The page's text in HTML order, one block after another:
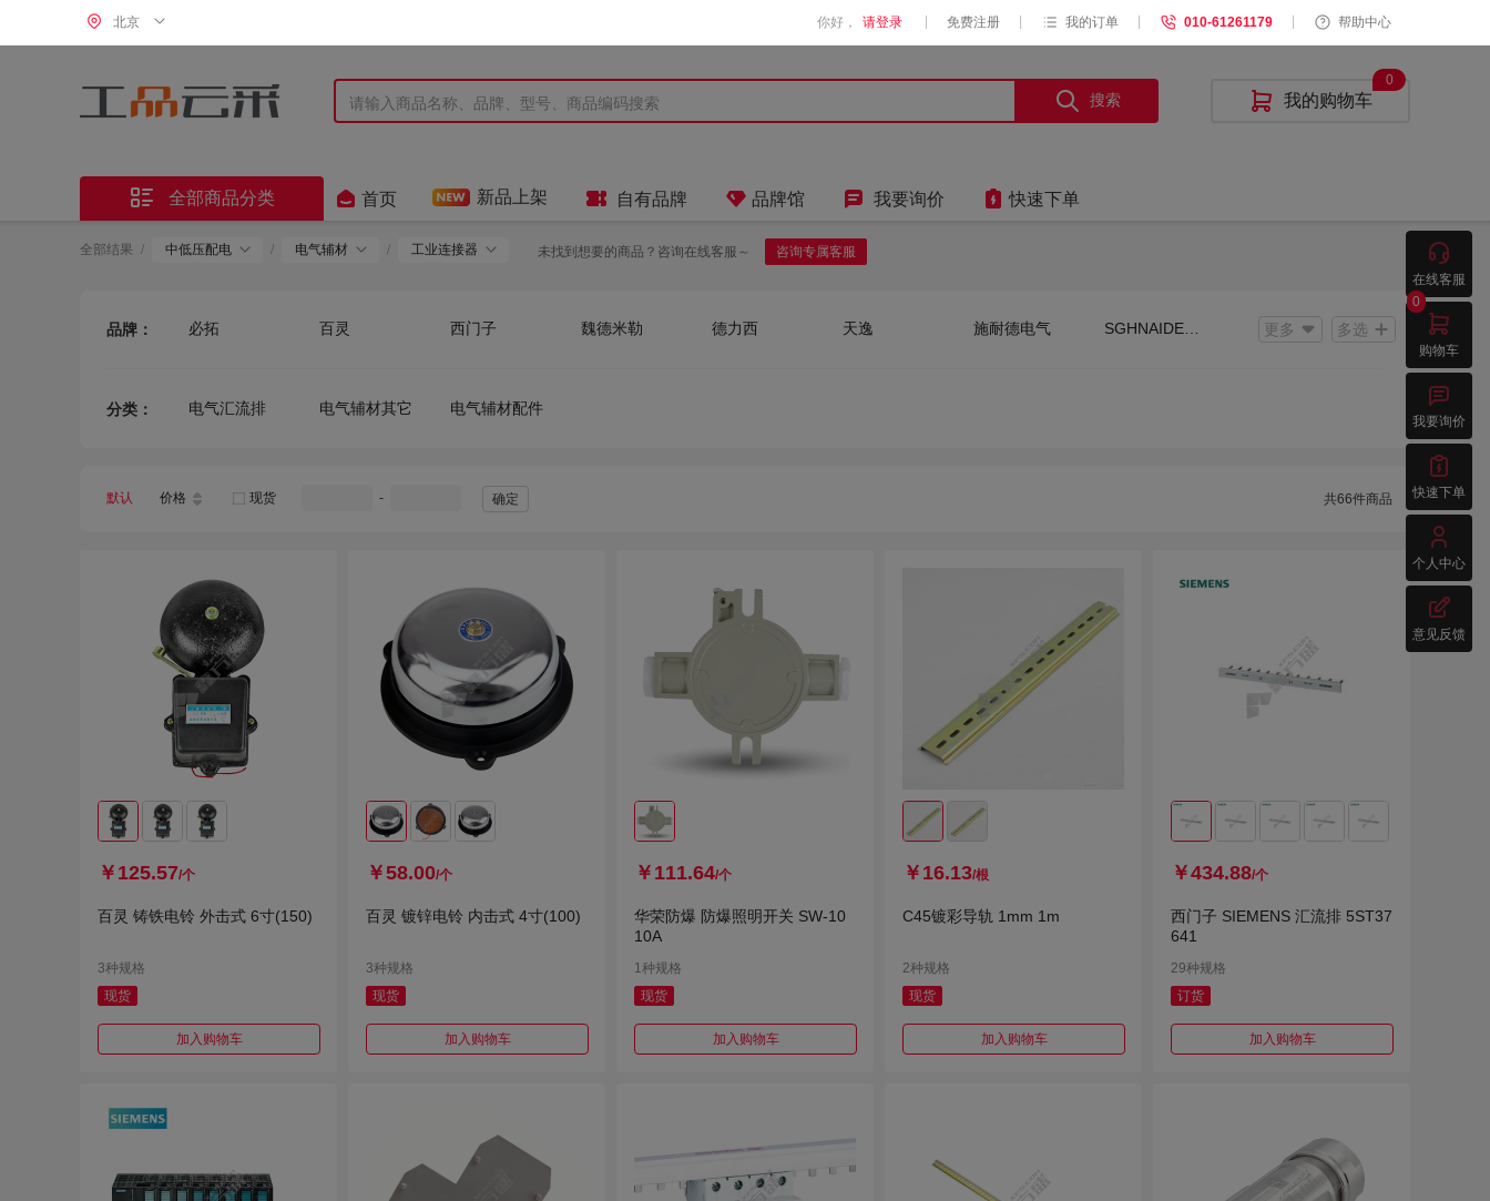
北京 你好， 请登录 免费注册 我的订单 010-61261179 帮助中心
搜索  我的购物车
0
 全部商品分类  首页 新品上架  自有品牌  品牌馆  我要询价  快速下单
全部结果 / 中低压配电 / 电气辅材 / 工业连接器 未找到想要的商品？咨询在线客服～ 咨询专属客服
品牌： 必拓 百灵 西门子 魏德米勒 德力西 天逸 施耐德电气 更多 多选
分类： 电气汇流排 电气辅材其它 电气辅材配件
默认 价格 现货 - 确定 共66件商品
￥125.57/个
百灵 铸铁电铃 外击式 6寸(150)
3种规格
现货
加入购物车
￥58.00/个
百灵 镀锌电铃 内击式 4寸(100)
3种规格
现货
加入购物车
￥111.64/个
华荣防爆 防爆照明开关 SW-10
10A
1种规格
现货
加入购物车
￥16.13/根
C45镀彩导轨 1mm 1m
2种规格
现货
加入购物车
￥434.88/个
西门子 SIEMENS 汇流排 5ST37
641
29种规格
订货
加入购物车

在线客服

购物车
0

我要询价

快速下单

个人中心

意见反馈